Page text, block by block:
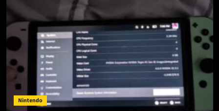
Nintendo